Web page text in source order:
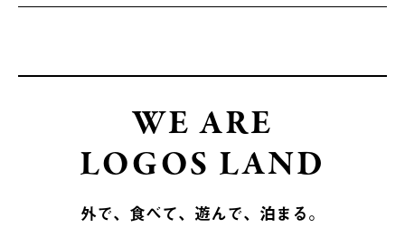
WE ARE
LOGOS LAND
外で、食べて、遊んで、泊まる。